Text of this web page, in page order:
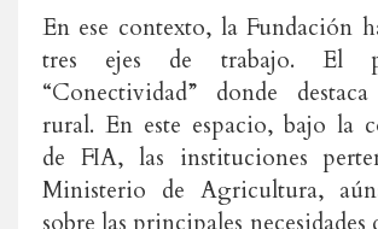
En ese contexto, la Fundación
tres ejes de trabajo. El
“Conectividad” donde
rural. En este espacio, bajo la
de FIA, las instituciones
Ministerio de Agricultura,